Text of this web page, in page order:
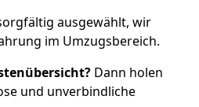
ausgewählt, wir
im Umzugsbereich.
Dann holen
und unverbindliche